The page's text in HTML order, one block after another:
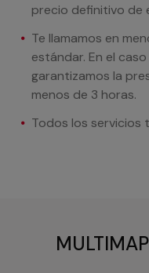
precio definitivo de
Te llamamos en
estándar. En el
garantizamos la
menos de 3 horas.
Todos los servicios